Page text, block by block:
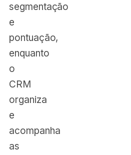
segmentação
e
pontuação,
enquanto
o
CRM
organiza
e
acompanha
as